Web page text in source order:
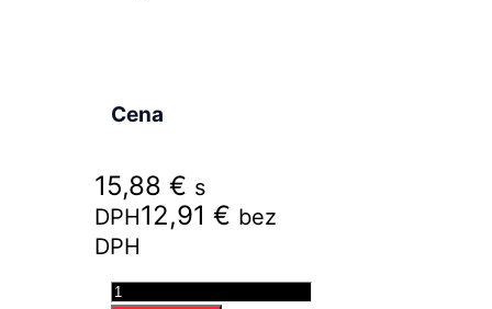
Cena
15,88 € s
DPH12,91 € bez
DPH
množstvo